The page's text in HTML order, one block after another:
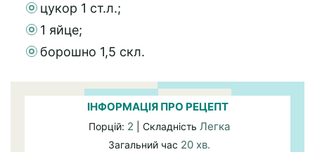
цукор 1 ст.л.;
1 яйце;
борошно 1,5 скл.
ІНФОРМАЦІЯ ПРО РЕЦЕПТ
Порцій: 2 | Складність Легка
Загальний час 20 хв.